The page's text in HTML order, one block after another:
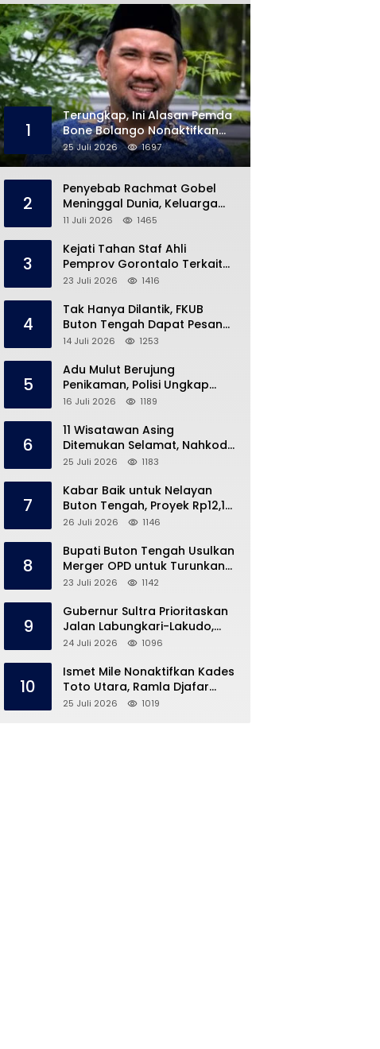
1
Terungkap, Ini Alasan Pemda
Bone Bolango Nonaktifkan
Kades Toto Utara
25 Juli 2026 1697
2
Penyebab Rachmat Gobel
Meninggal Dunia, Keluarga
Ungkap Kondisi Terakhir
11 Juli 2026 1465
3
Kejati Tahan Staf Ahli
Pemprov Gorontalo Terkait
Dugaan Korupsi Rp5 Miliar
23 Juli 2026 1416
4
Tak Hanya Dilantik, FKUB
Buton Tengah Dapat Pesan
Khusus dari Bupati Azhari
14 Juli 2026 1253
5
Adu Mulut Berujung
Penikaman, Polisi Ungkap
Kronologi di Pasar Marisa
16 Juli 2026 1189
6
11 Wisatawan Asing
Ditemukan Selamat, Nahkoda
Speedboat Masih Hilang
25 Juli 2026 1183
7
Kabar Baik untuk Nelayan
Buton Tengah, Proyek Rp12,1
Miliar Akhirnya Dimulai
26 Juli 2026 1146
8
Bupati Buton Tengah Usulkan
Merger OPD untuk Turunkan
Belanja Pegawai APBD
23 Juli 2026 1142
9
Gubernur Sultra Prioritaskan
Jalan Labungkari-Lakudo,
Buteng Kebagian 1,7 Km
24 Juli 2026 1096
10
Ismet Mile Nonaktifkan Kades
Toto Utara, Ramla Djafar
Ungkap Versinya
25 Juli 2026 1019